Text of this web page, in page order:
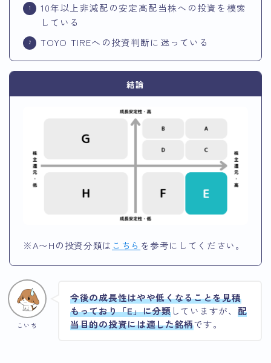
10年以上非減配の安定高配当株への投資を模索
している
TOYO TIREへの投資判断に迷っている
結論
※A〜Hの投資分類は こちら を参考にしてください。
こいち
今後の成長性はやや低くなることを見積
もっており「E」に分類していますが、 配
当目的の投資には適した銘柄です。